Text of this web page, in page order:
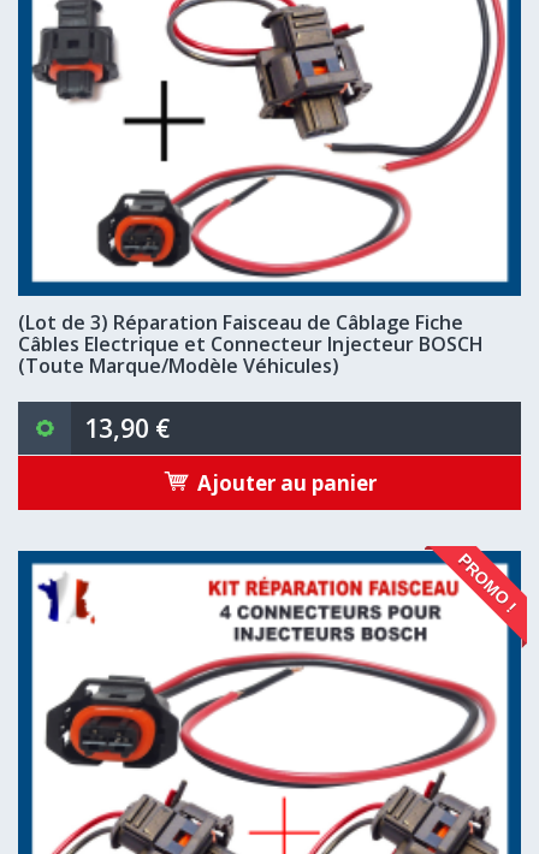
(Lot de 3) Réparation Faisceau de Câblage Fiche
Câbles Electrique et Connecteur Injecteur BOSCH
(Toute Marque/Modèle Véhicules)
13,90 €
Ajouter au panier
PROMO !